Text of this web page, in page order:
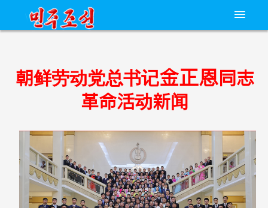
朝鲜劳动党总书记金正恩同志
革命活动新闻